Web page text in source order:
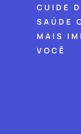
CUIDE
SAÚDE
MAIS
VOCÊ